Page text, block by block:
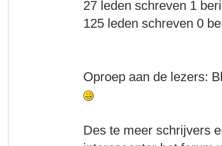
27 leden schreven 1
125 leden schreven 0
Oproep aan de lezers:
Des te meer schrijvers